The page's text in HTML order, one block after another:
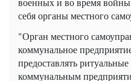
себя органы местного
"Орган местного
коммунальное
предоставлять
коммунальным